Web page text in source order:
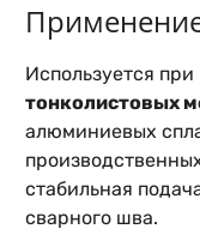
Используется
тонколистовых
алюминиевых
стабильная
сварного шва.